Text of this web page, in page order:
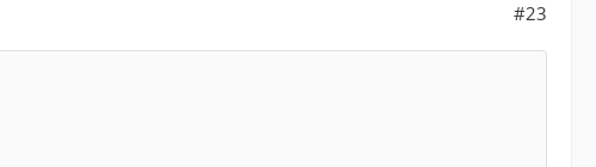
#23